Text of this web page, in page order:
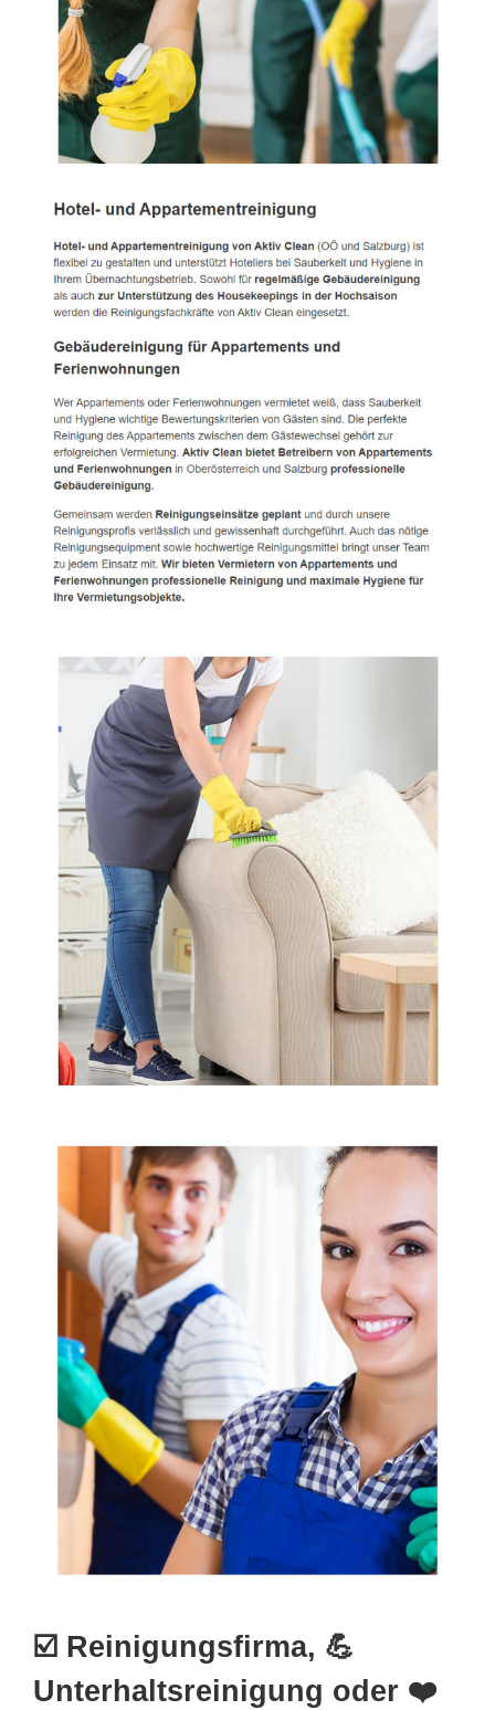
☑️ Reinigungsfirma, 💪
Unterhaltsreinigung oder ❤️